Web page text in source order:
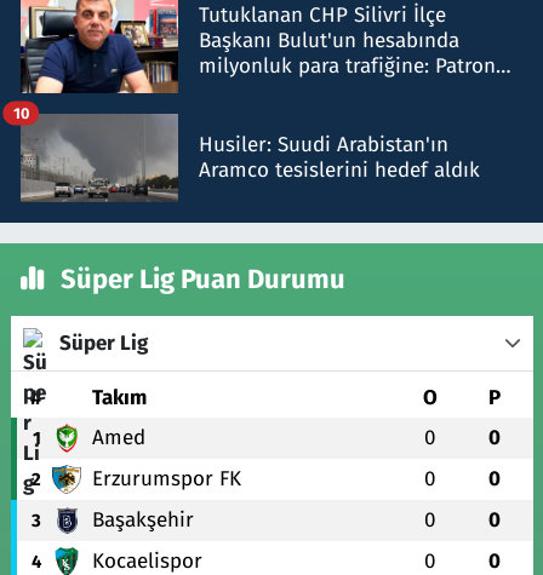
Tutuklanan CHP Silivri İlçe
Başkanı Bulut'un hesabında
milyonluk para trafiğine: Patron
Husiler: Suudi Arabistan'ın
Aramco tesislerini hedef aldık
10
Süper Lig Puan Durumu
Süper Lig
# Takım O P
1 Amed 0 0
2 Erzurumspor FK 0 0
3 Başakşehir 0 0
4 Kocaelispor 0 0